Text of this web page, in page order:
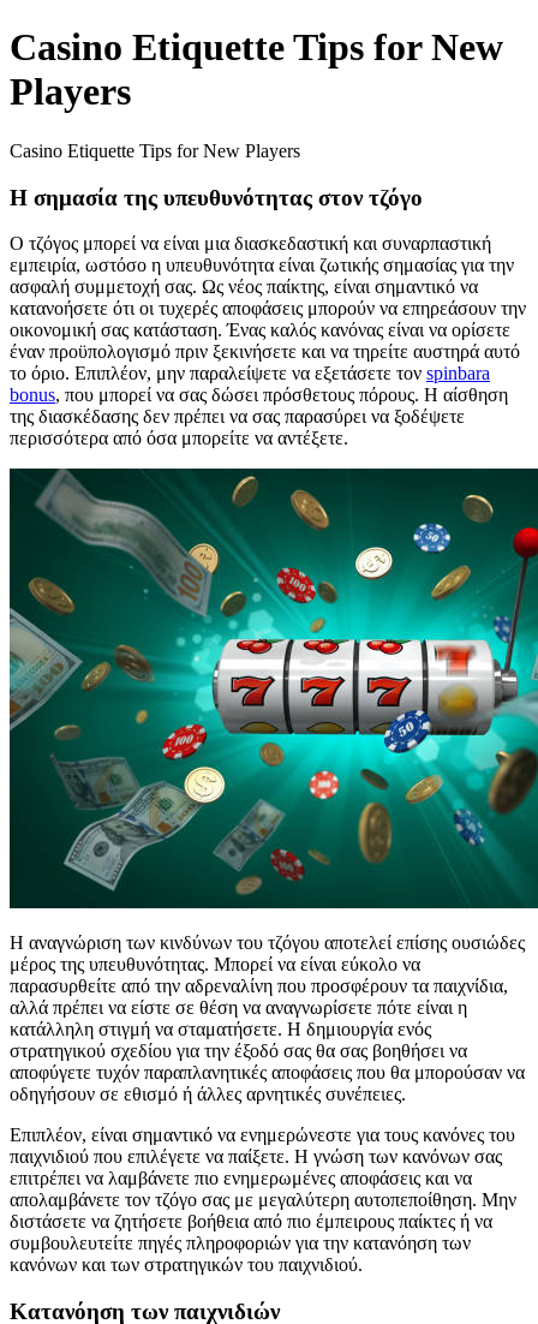
Casino Etiquette Tips for New
Players
Casino Etiquette Tips for New Players
Η σημασία της υπευθυνότητας στον τζόγο
Ο τζόγος μπορεί να είναι μια διασκεδαστική και συναρπαστική
εμπειρία, ωστόσο η υπευθυνότητα είναι ζωτικής σημασίας για την
ασφαλή συμμετοχή σας. Ως νέος παίκτης, είναι σημαντικό να
κατανοήσετε ότι οι τυχερές αποφάσεις μπορούν να επηρεάσουν την
οικονομική σας κατάσταση. Ένας καλός κανόνας είναι να ορίσετε
έναν προϋπολογισμό πριν ξεκινήσετε και να τηρείτε αυστηρά αυτό
το όριο. Επιπλέον, μην παραλείψετε να εξετάσετε τον spinbara
bonus, που μπορεί να σας δώσει πρόσθετους πόρους. Η αίσθηση
της διασκέδασης δεν πρέπει να σας παρασύρει να ξοδέψετε
περισσότερα από όσα μπορείτε να αντέξετε.
Η αναγνώριση των κινδύνων του τζόγου αποτελεί επίσης ουσιώδες
μέρος της υπευθυνότητας. Μπορεί να είναι εύκολο να
παρασυρθείτε από την αδρεναλίνη που προσφέρουν τα παιχνίδια,
αλλά πρέπει να είστε σε θέση να αναγνωρίσετε πότε είναι η
κατάλληλη στιγμή να σταματήσετε. Η δημιουργία ενός
στρατηγικού σχεδίου για την έξοδό σας θα σας βοηθήσει να
αποφύγετε τυχόν παραπλανητικές αποφάσεις που θα μπορούσαν να
οδηγήσουν σε εθισμό ή άλλες αρνητικές συνέπειες.
Επιπλέον, είναι σημαντικό να ενημερώνεστε για τους κανόνες του
παιχνιδιού που επιλέγετε να παίξετε. Η γνώση των κανόνων σας
επιτρέπει να λαμβάνετε πιο ενημερωμένες αποφάσεις και να
απολαμβάνετε τον τζόγο σας με μεγαλύτερη αυτοπεποίθηση. Μην
διστάσετε να ζητήσετε βοήθεια από πιο έμπειρους παίκτες ή να
συμβουλευτείτε πηγές πληροφοριών για την κατανόηση των
κανόνων και των στρατηγικών του παιχνιδιού.
Κατανόηση των παιχνιδιών